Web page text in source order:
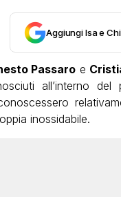
Aggiungi Isa e
Passaro e
all’interno del
inossidabile.